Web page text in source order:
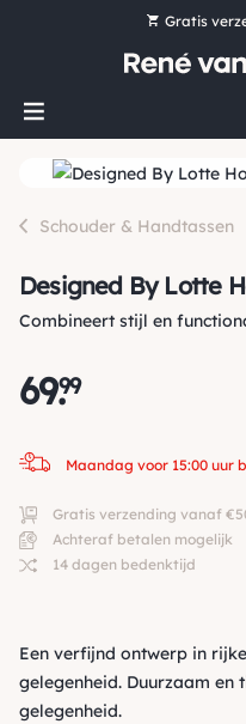
Gratis
Bestel nu,
Ruim
Schouder & Handtassen
Designed By Lotte
Combineert stijl en
69.
99
Maandag voor 15:00 uur
Gratis verzending vanaf
Achteraf betalen mogelijk
14 dagen bedenktijd
Een verfijnd ontwerp in
gelegenheid. Duurzaam
gelegenheid.